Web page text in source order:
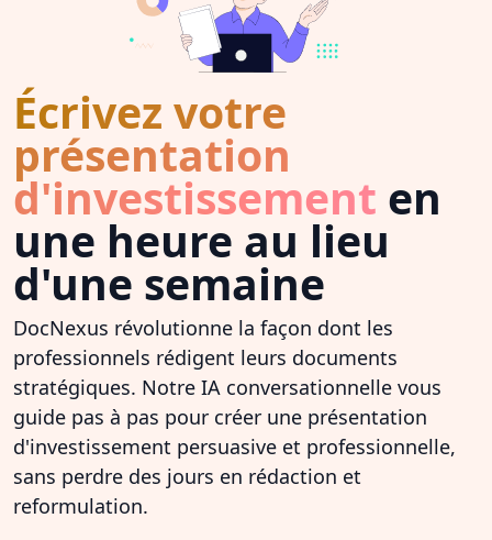
Écrivez votre
présentation
d'investissement en
une heure au lieu
d'une semaine
DocNexus révolutionne la façon dont les
professionnels rédigent leurs documents
stratégiques. Notre IA conversationnelle vous
guide pas à pas pour créer une présentation
d'investissement persuasive et professionnelle,
sans perdre des jours en rédaction et
reformulation.